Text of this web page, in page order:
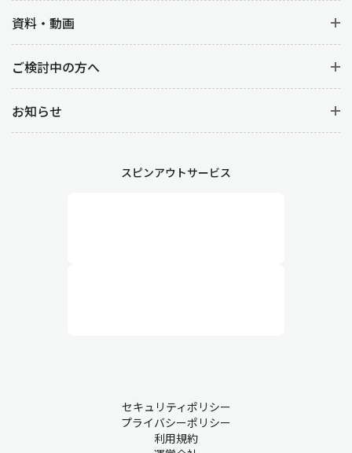
資料・動画
ご検討中の方へ
お知らせ
スピンアウトサービス
セキュリティポリシー
プライバシーポリシー
利用規約